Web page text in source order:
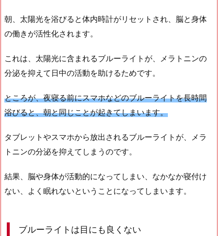
朝、太陽光を浴びると体内時計がリセットされ、脳と身体
の働きが活性化されます。
これは、太陽光に含まれるブルーライトが、メラトニンの
分泌を抑えて日中の活動を助けるためです。
ところが、夜寝る前にスマホなどのブルーライトを長時間
浴びると、朝と同じことが起きてしまいます。
タブレットやスマホから放出されるブルーライトが、メラ
トニンの分泌を抑えてしまうのです。
結果、脳や身体が活動的になってしまい、なかなか寝付け
ない、よく眠れないということになってしまいます。
ブルーライトは目にも良くない